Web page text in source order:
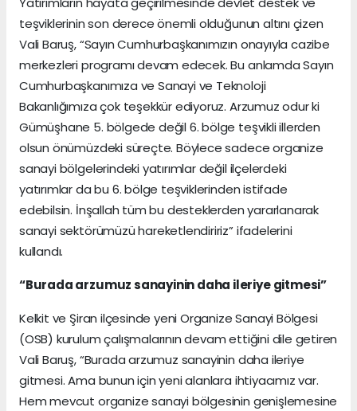
teşviklerinin son derece önemli olduğunun altını çizen
Vali Baruş, “Sayın Cumhurbaşkanımızın onayıyla cazibe
merkezleri programı devam edecek. Bu anlamda Sayın
Cumhurbaşkanımıza ve Sanayi ve Teknoloji
Bakanlığımıza çok teşekkür ediyoruz. Arzumuz odur ki
Gümüşhane 5. bölgede değil 6. bölge teşvikli illerden
olsun önümüzdeki süreçte. Böylece sadece organize
sanayi bölgelerindeki yatırımlar değil ilçelerdeki
yatırımlar da bu 6. bölge teşviklerinden istifade
edebilsin. İnşallah tüm bu desteklerden yararlanarak
sanayi sektörümüzü hareketlendiririz” ifadelerini
kullandı.
“Burada arzumuz sanayinin daha ileriye gitmesi”
Kelkit ve Şiran ilçesinde yeni Organize Sanayi Bölgesi
(OSB) kurulum çalışmalarının devam ettiğini dile getiren
Vali Baruş, “Burada arzumuz sanayinin daha ileriye
gitmesi. Ama bunun için yeni alanlara ihtiyacımız var.
Hem mevcut organize sanayi bölgesinin genişlemesine